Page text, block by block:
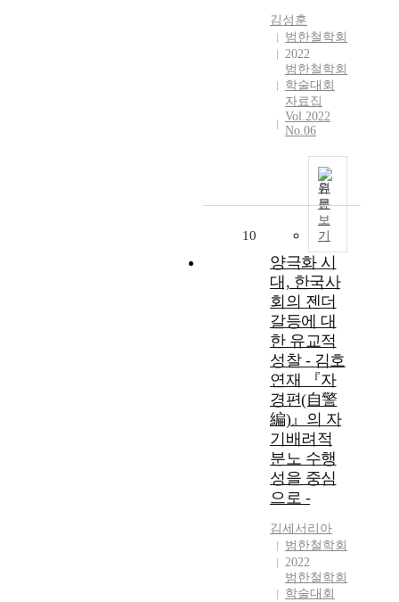
김성훈
범한철학회
2022
범한철학회
학술대회
자료집
Vol.2022
No.06
원
문
보
기
10
양극화 시
대, 한국사
회의 젠더
갈등에 대
한 유교적
성찰 - 김호
연재 『자
경편(自警
編)』의 자
기배려적
분노 수행
성을 중심
으로 -
김세서리아
범한철학회
2022
범한철학회
학술대회